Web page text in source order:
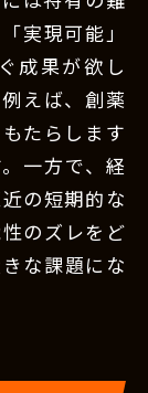
実現可能」
成果が欲し
えば、創薬
たらします
一方で、経
の短期的な
のズレをど
な課題にな